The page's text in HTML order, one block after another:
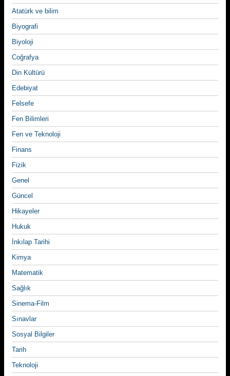
Atatürk ve bilim
Biyografi
Biyoloji
Coğrafya
Din Kültürü
Edebiyat
Felsefe
Fen Bilimleri
Fen ve Teknoloji
Finans
Fizik
Genel
Güncel
Hikayeler
Hukuk
İnkılap Tarihi
Kimya
Matematik
Sağlık
Sinema-Film
Sınavlar
Sosyal Bilgiler
Tarih
Teknoloji